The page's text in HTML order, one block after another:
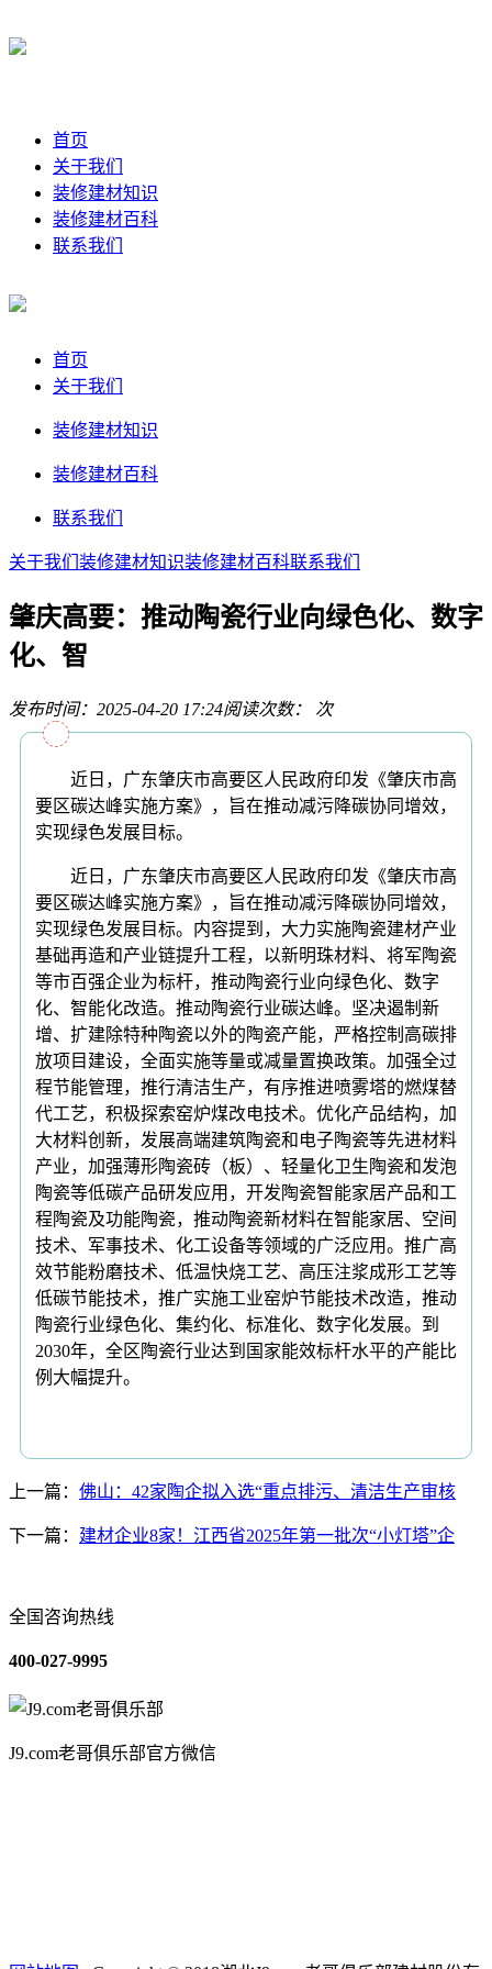
首页
关于我们
装修建材知识
装修建材百科
联系我们
首页
关于我们
装修建材知识
装修建材百科
联系我们
关于我们 装修建材知识装修建材百科联系我们
肇庆高要：推动陶瓷行业向绿色化、数字
化、智
发布时间：2025-04-20 17:24阅读次数： 次
近日，广东肇庆市高要区人民政府印发《肇庆市高
要区碳达峰实施方案》，旨在推动减污降碳协同增效，
实现绿色发展目标。
近日，广东肇庆市高要区人民政府印发《肇庆市高
要区碳达峰实施方案》，旨在推动减污降碳协同增效，
实现绿色发展目标。内容提到，大力实施陶瓷建材产业
基础再造和产业链提升工程，以新明珠材料、将军陶瓷
等市百强企业为标杆，推动陶瓷行业向绿色化、数字
化、智能化改造。推动陶瓷行业碳达峰。坚决遏制新
增、扩建除特种陶瓷以外的陶瓷产能，严格控制高碳排
放项目建设，全面实施等量或减量置换政策。加强全过
程节能管理，推行清洁生产，有序推进喷雾塔的燃煤替
代工艺，积极探索窑炉煤改电技术。优化产品结构，加
大材料创新，发展高端建筑陶瓷和电子陶瓷等先进材料
产业，加强薄形陶瓷砖（板）、轻量化卫生陶瓷和发泡
陶瓷等低碳产品研发应用，开发陶瓷智能家居产品和工
程陶瓷及功能陶瓷，推动陶瓷新材料在智能家居、空间
技术、军事技术、化工设备等领域的广泛应用。推广高
效节能粉磨技术、低温快烧工艺、高压注浆成形工艺等
低碳节能技术，推广实施工业窑炉节能技术改造，推动
陶瓷行业绿色化、集约化、标准化、数字化发展。到
2030年，全区陶瓷行业达到国家能效标杆水平的产能比
例大幅提升。
上一篇： 佛山：42家陶企拟入选“重点排污、清洁生产审核
下一篇： 建材企业8家！江西省2025年第一批次“小灯塔”企
全国咨询热线
400-027-9995
J9.com老哥俱乐部官方微信